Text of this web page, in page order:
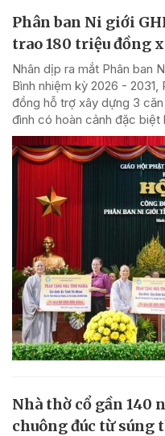
Phân ban Ni giới
trao 180 triệu đồng
Nhân dịp ra mắt Phân ban
Bình nhiệm kỳ 2026 - 2031,
đồng hỗ trợ xây dựng 3
đình có hoàn cảnh đặc biệt
Nhà thờ cổ gần 140
chuông đúc từ súng